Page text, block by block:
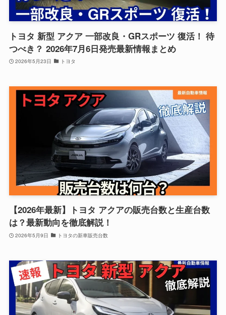
トヨタ 新型 アクア 一部改良・GRスポーツ 復活！ 待
つべき？ 2026年7月6日発売最新情報まとめ
2026年5月23日 トヨタ
【2026年最新】トヨタ アクアの販売台数と生産台数
は？最新動向を徹底解説！
2026年5月9日 トヨタの新車販売台数